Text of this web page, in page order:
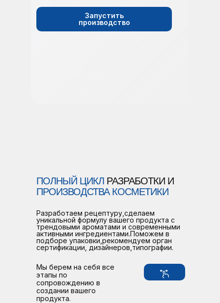
Запустить
производство
Мы берем на себя все
этапы по
сопровождению в
создании вашего
продукта.
Разработаем рецептуру,сделаем
уникальной формулу вашего продукта с
трендовыми ароматами и современными
активными ингредиентами.Поможем в
подборе упаковки,рекомендуем орган
сертификации, дизайнеров,типографии.
ПОЛНЫЙ ЦИКЛ РАЗРАБОТКИ И
ПРОИЗВОДСТВА КОСМЕТИКИ